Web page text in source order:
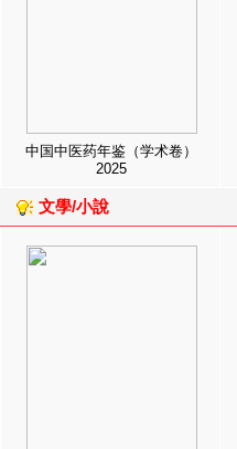
中国中医药年鉴（学术卷）
2025
文學/小說